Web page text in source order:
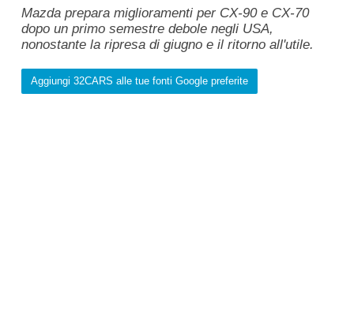
Mazda prepara miglioramenti per CX-90 e CX-70
dopo un primo semestre debole negli USA,
nonostante la ripresa di giugno e il ritorno all'utile.
Aggiungi 32CARS alle tue fonti Google preferite